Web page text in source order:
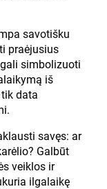
savotišku
praėjusius
simbolizuoti
iš
data
savęs: ar
Galbūt
veiklos ir
ilgalaikę